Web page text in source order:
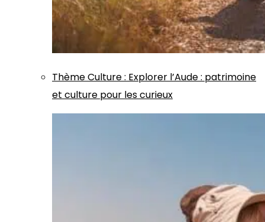
ThèmeCulture: Explorer l’Aude : patrimoine
et culture pour les curieux